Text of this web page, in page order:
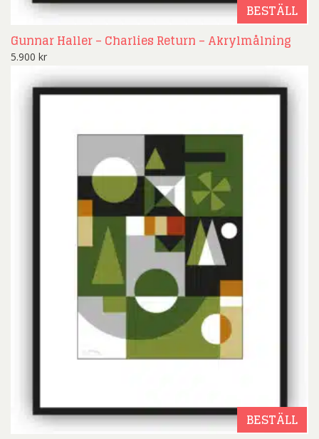
BESTÄLL
Gunnar Haller – Charlies Return – Akrylmålning
5.900 kr
BESTÄLL